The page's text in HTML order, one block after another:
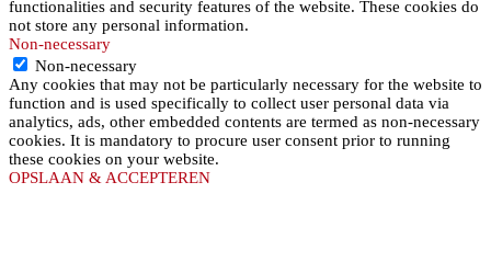
functionalities and security features of the website. These cookies do
not store any personal information.
Non-necessary
Non-necessary
Any cookies that may not be particularly necessary for the website to
function and is used specifically to collect user personal data via
analytics, ads, other embedded contents are termed as non-necessary
cookies. It is mandatory to procure user consent prior to running
these cookies on your website.
OPSLAAN & ACCEPTEREN